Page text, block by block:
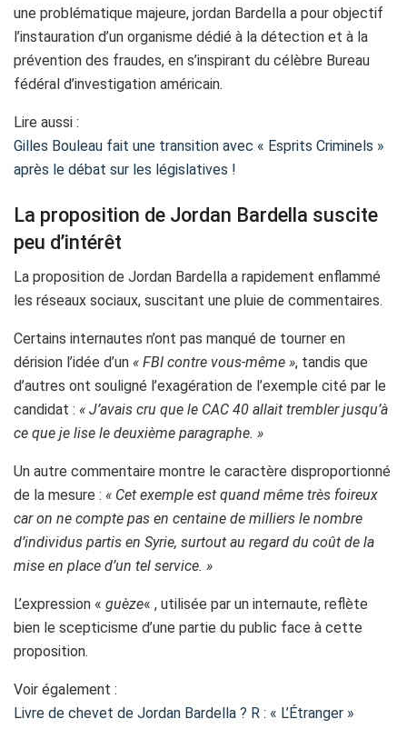
une problématique majeure, jordan Bardella a pour objectif
l’instauration d’un organisme dédié à la détection et à la
prévention des fraudes, en s’inspirant du célèbre Bureau
fédéral d’investigation américain.
Lire aussi :
Gilles Bouleau fait une transition avec « Esprits Criminels »
après le débat sur les législatives !
La proposition de Jordan Bardella suscite
peu d’intérêt
La proposition de Jordan Bardella a rapidement enflammé
les réseaux sociaux, suscitant une pluie de commentaires.
Certains internautes n’ont pas manqué de tourner en
dérision l’idée d’un « FBI contre vous-même », tandis que
d’autres ont souligné l’exagération de l’exemple cité par le
candidat : « J’avais cru que le CAC 40 allait trembler jusqu’à
ce que je lise le deuxième paragraphe. »
Un autre commentaire montre le caractère disproportionné
de la mesure : « Cet exemple est quand même très foireux
car on ne compte pas en centaine de milliers le nombre
d’individus partis en Syrie, surtout au regard du coût de la
mise en place d’un tel service. »
L’expression « guèze« , utilisée par un internaute, reflète
bien le scepticisme d’une partie du public face à cette
proposition.
Voir également :
Livre de chevet de Jordan Bardella ? R : « L’Étranger »